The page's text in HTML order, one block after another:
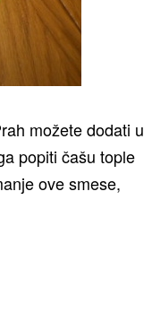
možete dodati u
popiti čašu tople
ove smese,